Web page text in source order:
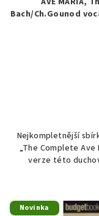
Bach/Ch.Gounod
Nejkompletnější
„The Complete
verze této
Novinka